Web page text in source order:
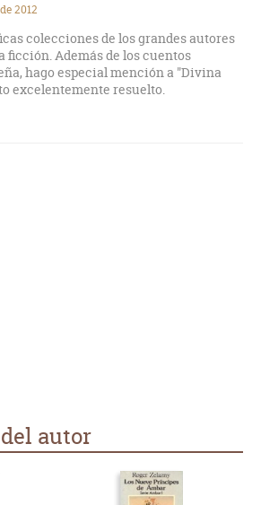
2012
colecciones de los grandes autores
ficción. Además de los cuentos
hago especial mención a "Divina
excelentemente resuelto.
autor